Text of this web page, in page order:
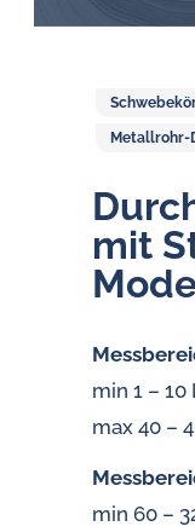
Metallrohr-
mit
min 1 –
max 40 –
min 60 –